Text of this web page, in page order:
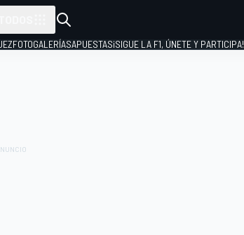
FOTOGALERÍASAPUESTAS¡SIGUE LA F1, ÚNETE Y PARTICIPA!